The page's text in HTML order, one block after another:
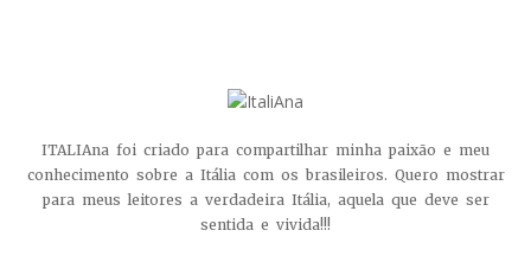
ITALIAna foi criado para compartilhar minha paixão e meu
conhecimento sobre a Itália com os brasileiros. Quero mostrar
para meus leitores a verdadeira Itália, aquela que deve ser
sentida e vivida!!!